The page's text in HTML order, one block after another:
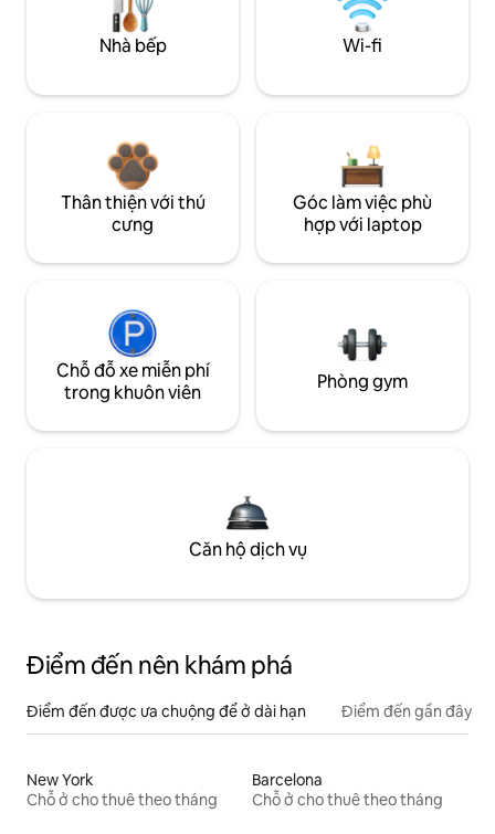
Nhà bếp Wi-fi
Thân thiện với thú
cưng
Góc làm việc phù
hợp với laptop
Chỗ đỗ xe miễn phí
trong khuôn viên
Phòng gym
Căn hộ dịch vụ
Điểm đến nên khám phá
Điểm đến được ưa chuộng để ở dài hạn Điểm đến gần đây
New York
Chỗ ở cho thuê theo tháng
Barcelona
Chỗ ở cho thuê theo tháng